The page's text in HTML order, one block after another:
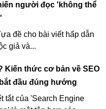
người đọc 'không thể
đề cho bài viết hấp dẫn
giả và...
Kiến thức cơ bản về SEO
đầu đúng hướng
tắt của 'Search Engine